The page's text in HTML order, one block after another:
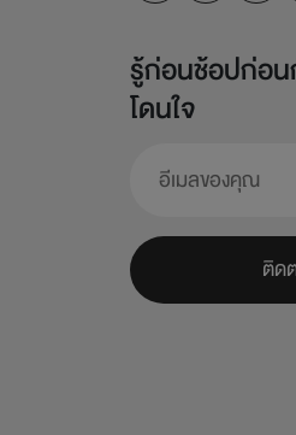
รู้ก่อนช้อปก่อน
โดนใจ
ติด